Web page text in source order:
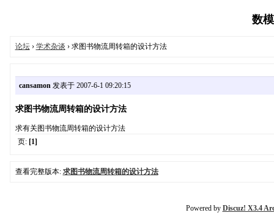
数
论坛› 学术杂谈 › 求图书物流周转箱的设计方法
cansamon发表于 2007-6-1 09:20:15
求图书物流周转箱的设计方法
求有关图书物流周转箱的设计方法
页: [1]
查看完整版本: 求图书物流周转箱的设计方法
Powered by Discuz! X3.4